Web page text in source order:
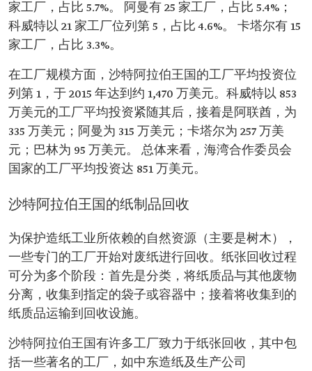
家工厂，占比 5.7%。 阿曼有 25 家工厂，占比 5.4%；
科威特以 21 家工厂位列第 5，占比 4.6%。 卡塔尔有 15
家工厂，占比 3.3%。
在工厂规模方面，沙特阿拉伯王国的工厂平均投资位
列第 1，于 2015 年达到约 1,470 万美元。科威特以 853
万美元的工厂平均投资紧随其后，接着是阿联酋，为
335 万美元；阿曼为 315 万美元；卡塔尔为 257 万美
元；巴林为 95 万美元。 总体来看，海湾合作委员会
国家的工厂平均投资达 851 万美元。
沙特阿拉伯王国的纸制品回收
为保护造纸工业所依赖的自然资源（主要是树木），
一些专门的工厂开始对废纸进行回收。纸张回收过程
可分为多个阶段：首先是分类，将纸质品与其他废物
分离，收集到指定的袋子或容器中；接着将收集到的
纸质品运输到回收设施。
沙特阿拉伯王国有许多工厂致力于纸张回收，其中包
括一些著名的工厂，如中东造纸及生产公司